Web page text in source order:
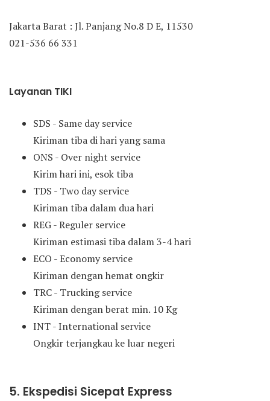
Jakarta Barat : Jl. Panjang No.8 D E, 11530
021-536 66 331
Layanan TIKI
SDS - Same day service
Kiriman tiba di hari yang sama
ONS - Over night service
Kirim hari ini, esok tiba
TDS - Two day service
Kiriman tiba dalam dua hari
REG - Reguler service
Kiriman estimasi tiba dalam 3-4 hari
ECO - Economy service
Kiriman dengan hemat ongkir
TRC - Trucking service
Kiriman dengan berat min. 10 Kg
INT - International service
Ongkir terjangkau ke luar negeri
5. Ekspedisi Sicepat Express